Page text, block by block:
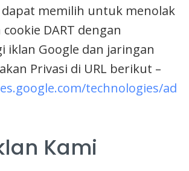
memilih untuk menolak
DART dengan
iklan Google dan jaringan
Privasi di URL berikut –
technologies/ad
Kami